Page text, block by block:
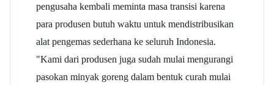
pengusaha kembali meminta masa transisi karena
para produsen butuh waktu untuk mendistribusikan
alat pengemas sederhana ke seluruh Indonesia.
"Kami dari produsen juga sudah mulai mengurangi
pasokan minyak goreng dalam bentuk curah mulai